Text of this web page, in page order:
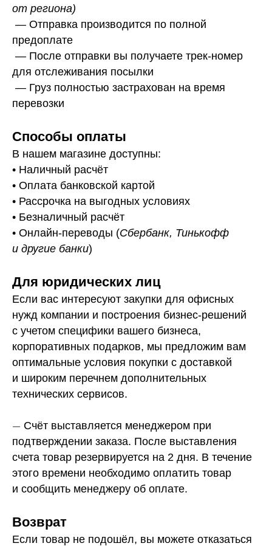
от региона)
— Отправка производится по полной
предоплате
— После отправки вы получаете трек-номер
для отслеживания посылки
— Груз полностью застрахован на время
перевозки
Способы оплаты
В нашем магазине доступны:
• Наличный расчёт
• Оплата банковской картой
• Рассрочка на выгодных условиях
• Безналичный расчёт
• Онлайн-переводы (Сбербанк, Тинькофф
и другие банки)
Для юридических лиц
Если вас интересуют закупки для офисных
нужд компании и построения бизнес-решений
с учетом специфики вашего бизнеса,
корпоративных подарков, мы предложим вам
оптимальные условия покупки с доставкой
и широким перечнем дополнительных
технических сервисов.
— Счёт выставляется менеджером при
подтверждении заказа. После выставления
счета товар резервируется на 2 дня. В течение
этого времени необходимо оплатить товар
и сообщить менеджеру об оплате.
Возврат
Если товар не подошёл, вы можете отказаться